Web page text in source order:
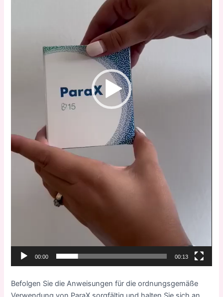
00:00 00:13
Befolgen Sie die Anweisungen für die ordnungsgemäße